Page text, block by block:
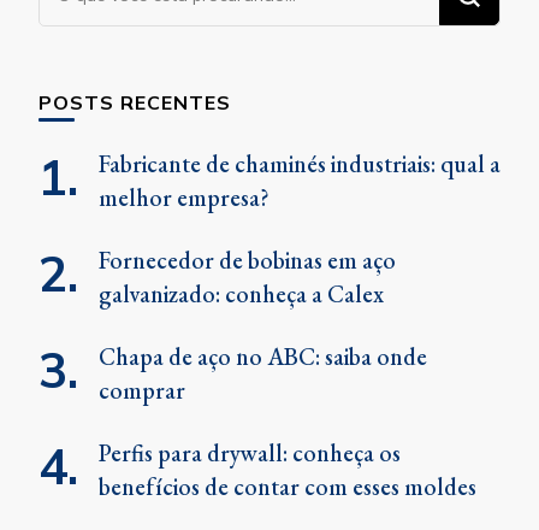
algo?
POSTS RECENTES
Fabricante de chaminés industriais: qual a
melhor empresa?
Fornecedor de bobinas em aço
galvanizado: conheça a Calex
Chapa de aço no ABC: saiba onde
comprar
Perfis para drywall: conheça os
benefícios de contar com esses moldes